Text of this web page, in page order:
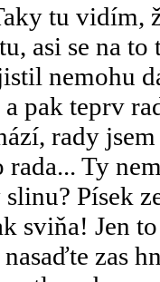
tu vidím,
asi se na to
nemohu
pak teprv
rady
Ty
Písek
sviňa! Jen
zas